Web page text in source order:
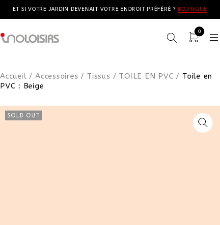
ET SI VOTRE JARDIN DEVENAIT VOTRE ENDROIT PRÉFÉRÉ ? BOUTIQUE
0
Accueil / Accessoires / Tissus / TOILE EN PVC / Toile en
PVC : Beige
SOLD OUT